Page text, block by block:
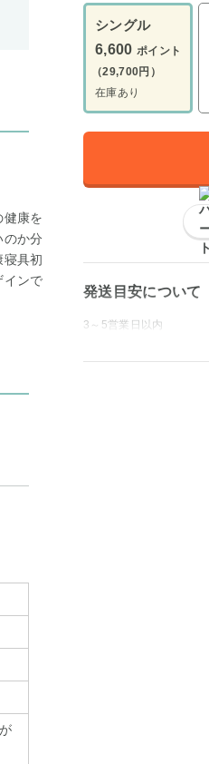
康を
のか分
具初
インで
シングル
6,600 ポイント
（29,700円）
在庫あり
発送目安について
3～5営業日以内